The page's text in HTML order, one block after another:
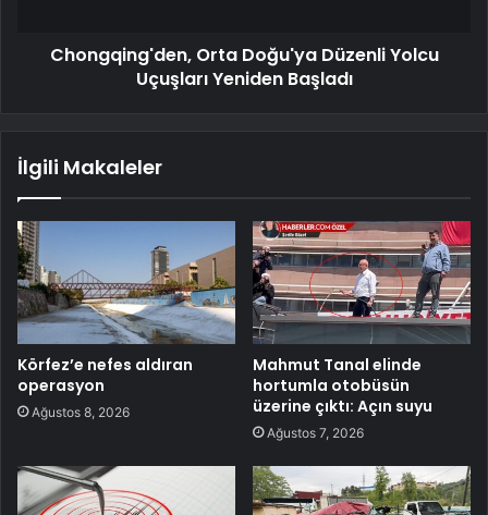
Chongqing'den, Orta Doğu'ya Düzenli Yolcu
Uçuşları Yeniden Başladı
İlgili Makaleler
Körfez’e nefes aldıran
operasyon
Ağustos 8, 2026
Mahmut Tanal elinde
hortumla otobüsün
üzerine çıktı: Açın suyu
Ağustos 7, 2026